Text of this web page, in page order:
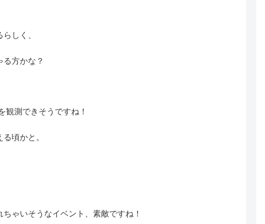
しく、
る方かな？
観測できそうですね！
頃かと。
ゃいそうなイベント、素敵ですね！